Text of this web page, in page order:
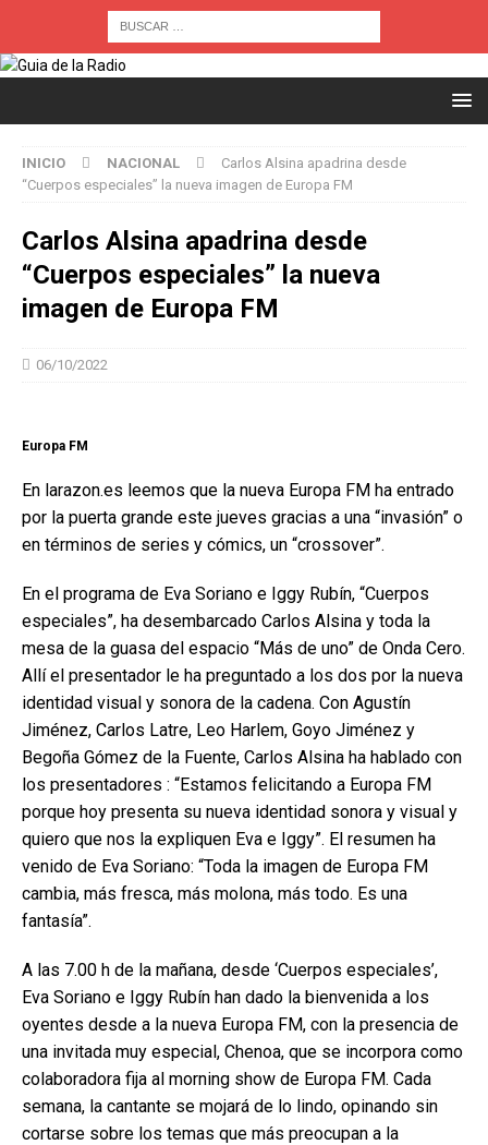
INICIO NACIONAL
Carlos Alsina apadrina desde
“Cuerpos especiales” la nueva imagen de Europa FM
Carlos Alsina apadrina desde
“Cuerpos especiales” la nueva
imagen de Europa FM
06/10/2022
Europa FM
En larazon.es leemos que la nueva Europa FM ha entrado
por la puerta grande este jueves gracias a una “invasión” o
en términos de series y cómics, un “crossover”.
En el programa de Eva Soriano e Iggy Rubín, “Cuerpos
especiales”, ha desembarcado Carlos Alsina y toda la
mesa de la guasa del espacio “Más de uno” de Onda Cero.
Allí el presentador le ha preguntado a los dos por la nueva
identidad visual y sonora de la cadena. Con Agustín
Jiménez, Carlos Latre, Leo Harlem, Goyo Jiménez y
Begoña Gómez de la Fuente, Carlos Alsina ha hablado con
los presentadores : “Estamos felicitando a Europa FM
porque hoy presenta su nueva identidad sonora y visual y
quiero que nos la expliquen Eva e Iggy”. El resumen ha
venido de Eva Soriano: “Toda la imagen de Europa FM
cambia, más fresca, más molona, más todo. Es una
fantasía”.
A las 7.00 h de la mañana, desde ‘Cuerpos especiales’,
Eva Soriano e Iggy Rubín han dado la bienvenida a los
oyentes desde a la nueva Europa FM, con la presencia de
una invitada muy especial, Chenoa, que se incorpora como
colaboradora fija al morning show de Europa FM. Cada
semana, la cantante se mojará de lo lindo, opinando sin
cortarse sobre los temas que más preocupan a la